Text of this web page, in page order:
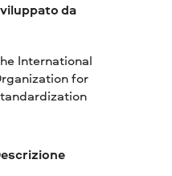
da
International
for